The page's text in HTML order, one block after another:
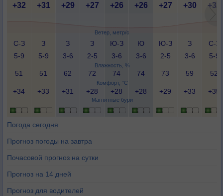
Ветер, метр/с
Влажность, %
Комфорт, °C
Магнитные бури
+32 +31 +29 +27 +26 +26 +27 +30 +32
С-З
5-9
З
5-9
З
3-6
З
2-5
Ю-З
3-6
Ю
3-6
Ю-З
2-5
З
3-6
С-З
5-9
51 51 62 72 74 74 73 59 52
+34 +33 +31 +28 +28 +28 +29 +33 +35
Погода сегодня
Прогноз погоды на завтра
Почасовой прогноз на сутки
Прогноз на 14 дней
Прогноз для водителей